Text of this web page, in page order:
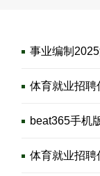
事业编制
体育就业招聘
beat365手机
体育就业招聘